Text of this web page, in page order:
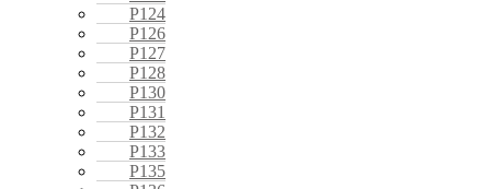
P124
P126
P127
P128
P130
P131
P132
P133
P135